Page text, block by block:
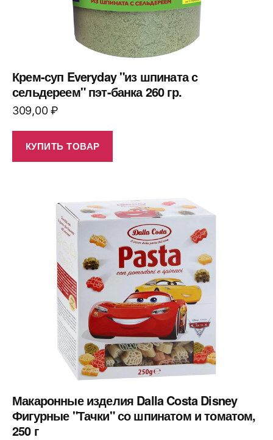
Крем-суп Everyday "из шпината с
сельдереем" пэт-банка 260 гр.
309,00₽
КУПИТЬ ТОВАР
Макаронные изделия Dalla Costa Disney
Фигурные "Тачки" со шпинатом и томатом,
250 г